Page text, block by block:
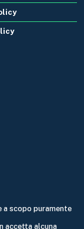
a scopo puramente
accetta alcuna